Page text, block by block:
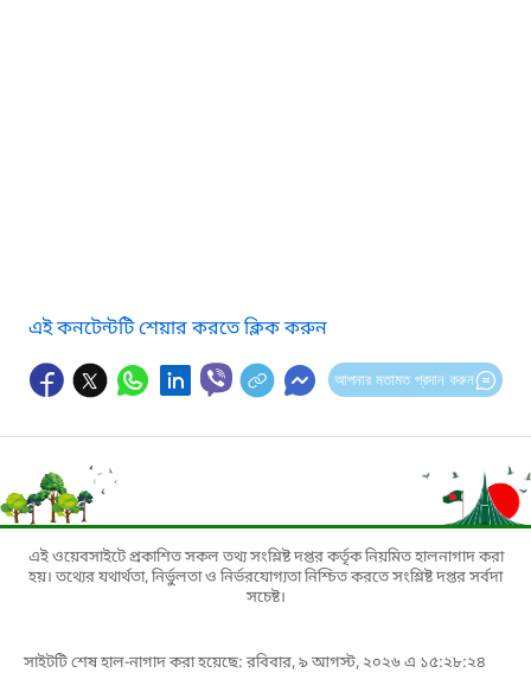
এই কনটেন্টটি শেয়ার করতে ক্লিক করুন
আপনার মতামত প্রদান করুন
এই ওয়েবসাইটে প্রকাশিত সকল তথ্য সংশ্লিষ্ট দপ্তর কর্তৃক নিয়মিত হালনাগাদ করা
হয়। তথ্যের যথার্থতা, নির্ভুলতা ও নির্ভরযোগ্যতা নিশ্চিত করতে সংশ্লিষ্ট দপ্তর সর্বদা
সচেষ্ট।
সাইটটি শেষ হাল-নাগাদ করা হয়েছে: রবিবার, ৯ আগস্ট, ২০২৬ এ ১৫:২৮:২৪